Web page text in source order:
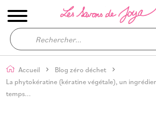
Accueil
Blog zéro déchet
La phytokératine (kératine végétale), un
temps...